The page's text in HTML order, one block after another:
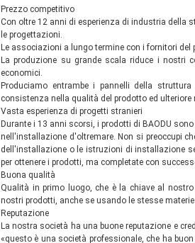
Prezzo competitivo
Con oltre 12 anni di esperienza di industria della
le progettazioni.
Le associazioni a lungo termine con i fornitori
La produzione su grande scala riduce i nostri
economici.
Produciamo entrambe i pannelli della
consistenza nella qualità del prodotto ed
Vasta esperienza di progetti stranieri
Durante i 13 anni scorsi, i prodotti di BAODU
nell'installazione d'oltremare. Non si preoccupi
dell'installazione o le istruzioni di installazione
per ottenere i prodotti, ma completate con
Buona qualità
Qualità in primo luogo, che è la chiave al
nostri prodotti, anche se usando le stesse
Reputazione
La nostra società ha una buone reputazione e
«questo è una società professionale, che ha